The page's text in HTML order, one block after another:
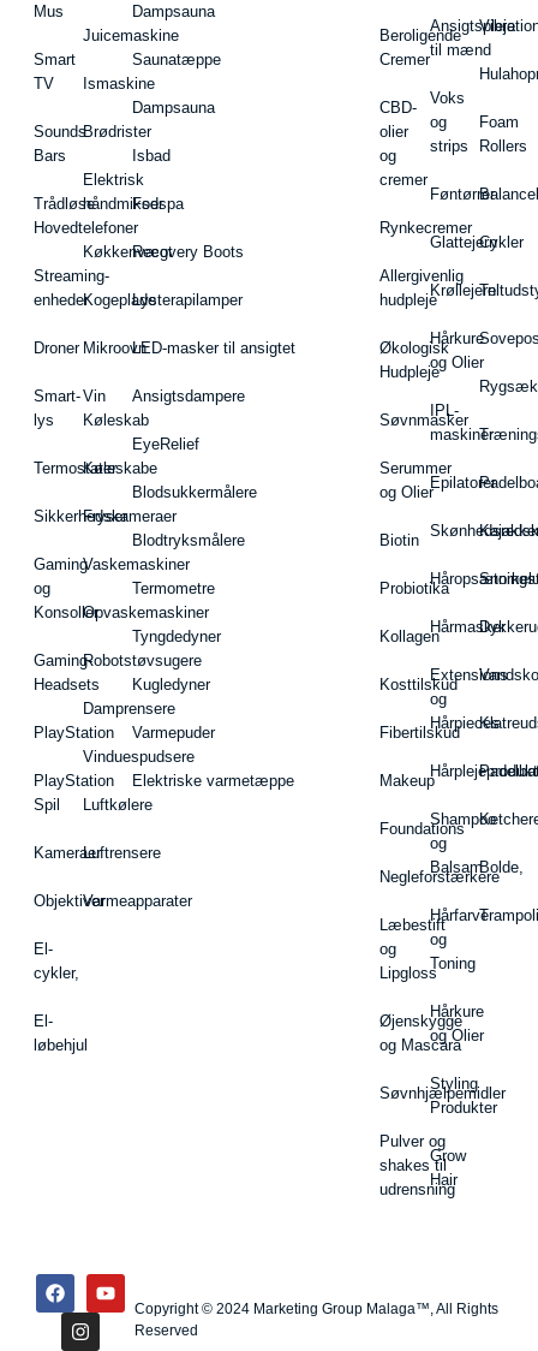
Mus
Smart
TV
Sounds
Bars
Trådløse
Hovedtelefoner
Streaming-
enheder
Droner
Smart-
lys
Termostater
Sikkerhedskameraer
Gaming
og
Konsoller
Gaming-
Headsets
PlayStation
PlayStation
Spil
Kameraer
Objektiver
El-
cykler,
El-
løbehjul
Juicemaskine
Ismaskine
Brødrister
Elektrisk
håndmikser
Køkkenvægt
Kogeplade
Mikroovn
Vin
Køleskab
Køleskabe
Fryser
Vaskemaskiner
Opvaskemaskiner
Robotstøvsugere
Damprensere
Vinduespudsere
Luftkølere
Luftrensere
Varmeapparater
Dampsauna
Saunatæppe
Dampsauna
Isbad
Fodspa
Recovery Boots
Lysterapilamper
LED-masker til ansigtet
Ansigtsdampere
EyeRelief
Blodsukkermålere
Blodtryksmålere
Termometre
Tyngdedyner
Kugledyner
Varmepuder
Elektriske varmetæppe
Beroligende
Cremer
CBD-
olier
og
cremer
Rynkecremer
Allergivenlig
hudpleje
Økologisk
Hudpleje
Søvnmasker
Serummer
og Olier
Biotin
Probiotika
Kollagen
Kosttilskud
Fibertilskud
Makeup
Foundations
Negleforstærkere
Læbestift
og
Lipgloss
Øjenskygge
og Mascara
Søvnhjælpemidler
Pulver og
shakes til
udrensning
Ansigtspleje
til mænd
Voks
og
strips
Føntørrer
Glattejern
Krøllejern
Hårkure
og Olier
IPL-
maskiner
Epilatorer
Hårmasker
Extensions
og
Hårpieces
Shampoo
og
Balsam
Hårfarve
og
Toning
Hårkure
og Olier
Styling
Produkter
Grow
Hair
Foam
Rollers
Cykler
Vandsko
Bolde,
Copyright © 2024 Marketing Group Malaga™, All Rights
Reserved